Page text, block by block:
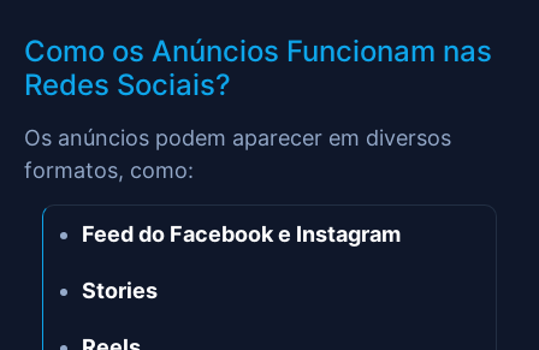
Como os Anúncios Funcionam nas
Redes Sociais?
Os anúncios podem aparecer em diversos
formatos, como:
Feed do Facebook e Instagram
Stories